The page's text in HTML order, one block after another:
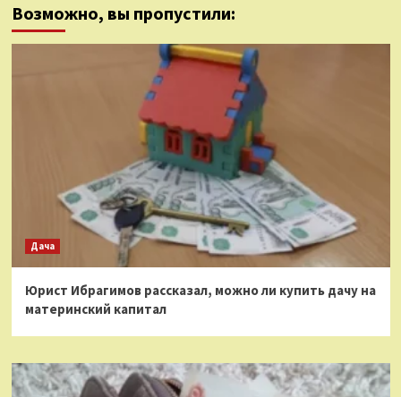
Возможно, вы пропустили:
Дача
Юрист Ибрагимов рассказал, можно ли купить дачу на
материнский капитал